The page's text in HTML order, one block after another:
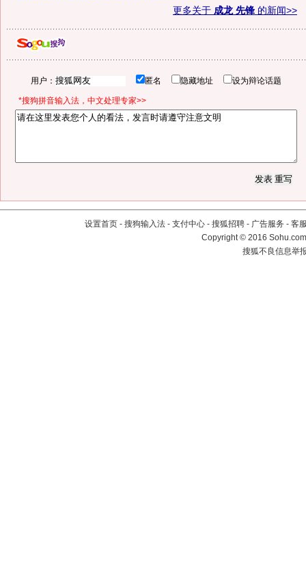
更多关于 成龙 先锋 的新闻>>
用户： 匿名 隐藏地址 设为辩论话题
*搜狗拼音输入法，中文处理专家>>
设置首页 - 搜狗输入法 - 支付中心 - 搜狐招聘 - 广告服务 - 客
Copyright©2016
搜狐不良信息举